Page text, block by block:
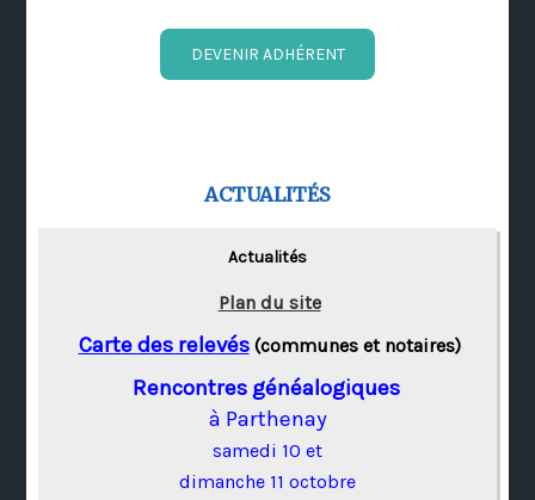
DEVENIR ADHÉRENT
ACTUALITÉS
Actualités
Plan du site
Carte des relevés(communes et notaires)
Rencontres généalogiques
à Parthenay
samedi 10 et
dimanche 11 octobre